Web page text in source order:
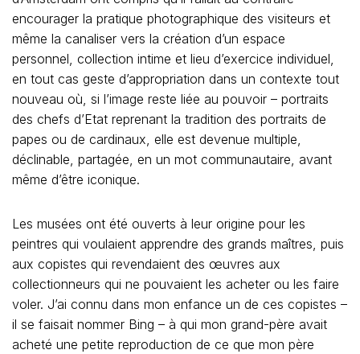
encourager la pratique photographique des visiteurs et
même la canaliser vers la création d’un espace
personnel, collection intime et lieu d’exercice individuel,
en tout cas geste d’appropriation dans un contexte tout
nouveau où, si l’image reste liée au pouvoir – portraits
des chefs d’Etat reprenant la tradition des portraits de
papes ou de cardinaux, elle est devenue multiple,
déclinable, partagée, en un mot communautaire, avant
même d’être iconique.
Les musées ont été ouverts à leur origine pour les
peintres qui voulaient apprendre des grands maîtres, puis
aux copistes qui revendaient des œuvres aux
collectionneurs qui ne pouvaient les acheter ou les faire
voler. J’ai connu dans mon enfance un de ces copistes –
il se faisait nommer Bing – à qui mon grand-père avait
acheté une petite reproduction de ce que mon père